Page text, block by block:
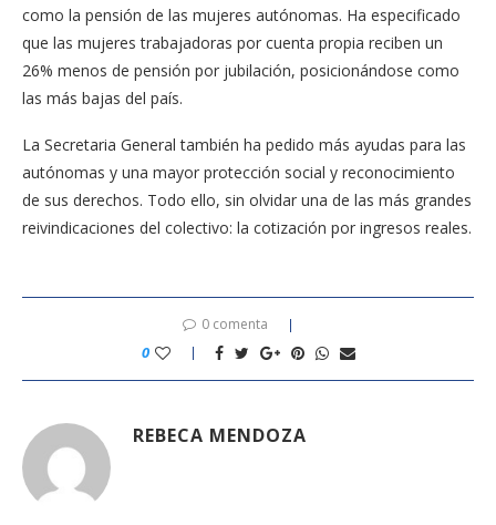
como la pensión de las mujeres autónomas. Ha especificado
que las mujeres trabajadoras por cuenta propia reciben un
26% menos de pensión por jubilación, posicionándose como
las más bajas del país.
La Secretaria General también ha pedido más ayudas para las
autónomas y una mayor protección social y reconocimiento
de sus derechos. Todo ello, sin olvidar una de las más grandes
reivindicaciones del colectivo: la cotización por ingresos reales.
0 comenta
0
REBECA MENDOZA